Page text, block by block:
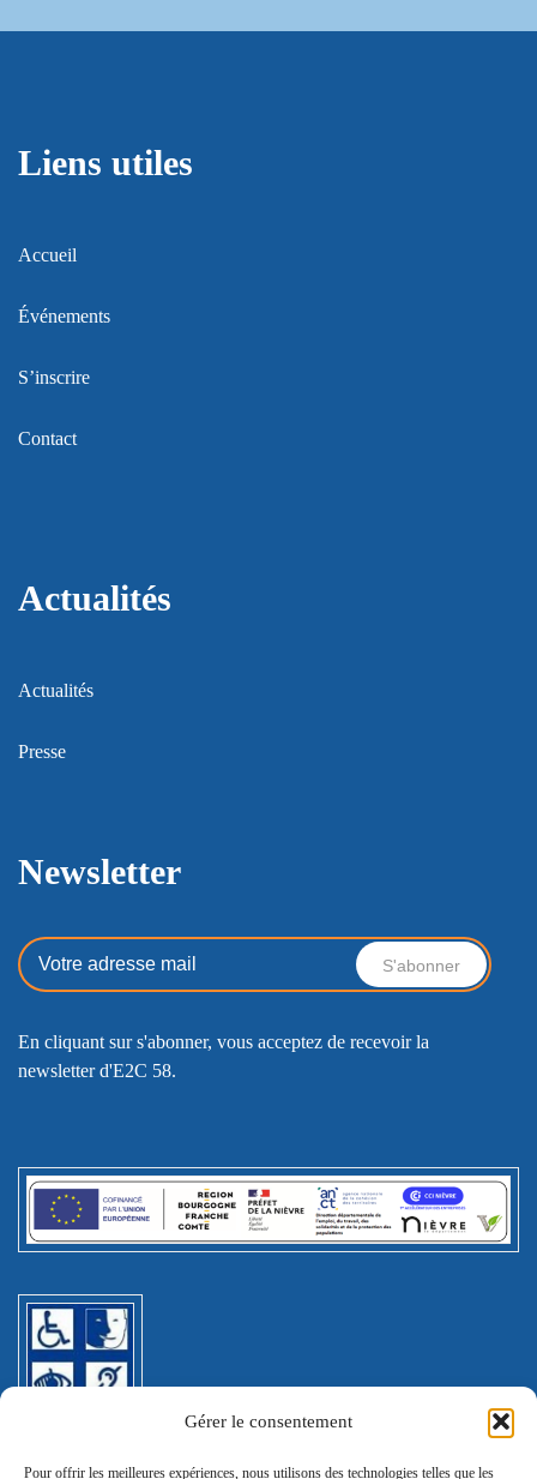
Gérer le consentement
Pour offrir les meilleures expériences, nous utilisons des technologies telles que les
Liens utiles
Accueil
Événements
S’inscrire
Contact
Actualités
Actualités
Presse
Newsletter
En cliquant sur s'abonner, vous acceptez de recevoir la
newsletter d'E2C 58.